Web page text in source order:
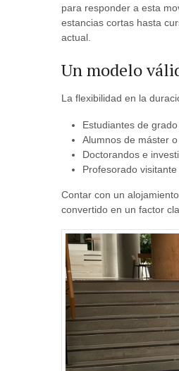
para responder a esta
estancias cortas hasta
actual.
Un modelo
La flexibilidad en la
Estudiantes de
Alumnos de máster
Doctorandos e
Profesorado
Contar con un
convertido en un factor